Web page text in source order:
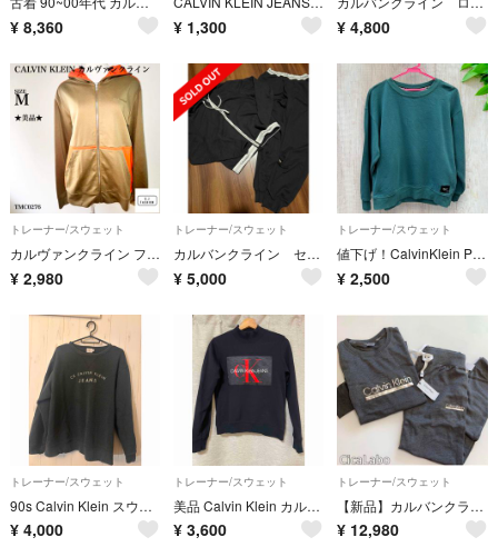
¥ 8,360 ¥ 1,300 ¥ 4,800
トレーナー/スウェット
カルヴァンクライン フルジップ フーディ Mサイズ オリーブグリーン オレンジ
¥ 2,980
トレーナー/スウェット
カルバンクライン セットアップ スウェット ジョングク
¥ 5,000
トレーナー/スウェット
値下げ！CalvinKlein Performance緑のスウェットレディースM
¥ 2,500
トレーナー/スウェット
90s Calvin Klein スウェット グレー
¥ 4,000
トレーナー/スウェット
美品 Calvin Klein カルバンクライン スウェット トレーナー 黒
¥ 3,600
トレーナー/スウェット
【新品】カルバンクライン トレーナー スウェット セットアップ チャコール L
¥ 12,980